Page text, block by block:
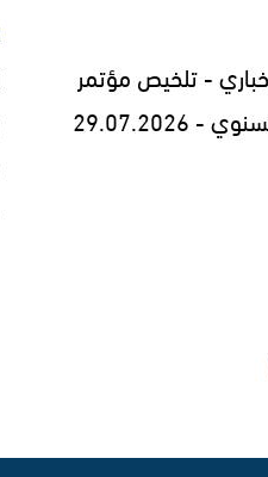
- تلخيص مؤتمر